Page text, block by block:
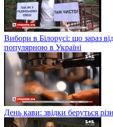
Вибори в Білорусі: що зараз
популярною в Україні
День кави: звідки беруться